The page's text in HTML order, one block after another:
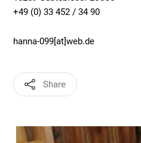
+49 (0) 33 452 / 34 90
hanna-099[at]web.de
Share